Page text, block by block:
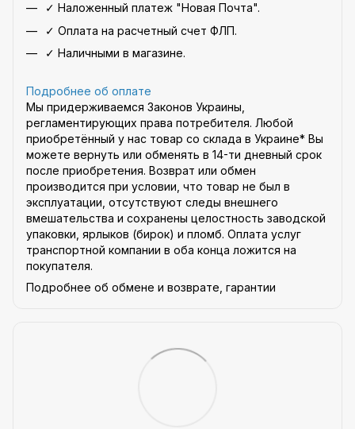
✓ Наложенный платеж "Новая Почта".
✓ Оплата на расчетный счет ФЛП.
✓ Наличными в магазине.
Подробнее об оплате
Мы придерживаемся Законов Украины,
регламентирующих права потребителя. Любой
приобретённый у нас товар со склада в Украине* Вы
можете вернуть или обменять в 14-ти дневный срок
после приобретения. Возврат или обмен
производится при условии, что товар не был в
эксплуатации, отсутствуют следы внешнего
вмешательства и сохранены целостность заводской
упаковки, ярлыков (бирок) и пломб. Оплата услуг
транспортной компании в оба конца ложится на
покупателя.
Подробнее об обмене и возврате, гарантии